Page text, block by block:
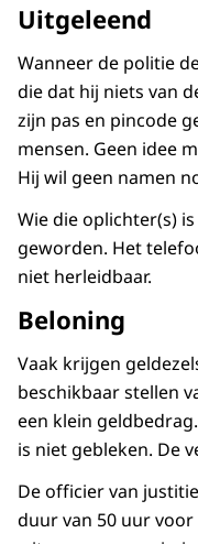
Uitgeleend
Wanneer de politie
die dat hij niets van
zijn pas en pincode
mensen. Geen idee
Hij wil geen namen
Wie die oplichter(s)
geworden. Het
niet herleidbaar.
Beloning
Vaak krijgen
beschikbaar stellen
een klein
is niet gebleken. De
De officier van
duur van 50 uur